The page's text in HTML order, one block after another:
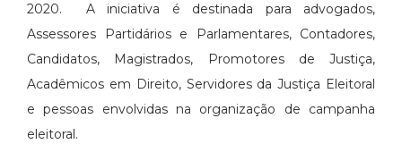
2020. A iniciativa é destinada para advogados,
Assessores Partidários e Parlamentares, Contadores,
Candidatos, Magistrados, Promotores de Justiça,
Acadêmicos em Direito, Servidores da Justiça Eleitoral
e pessoas envolvidas na organização de campanha
eleitoral.